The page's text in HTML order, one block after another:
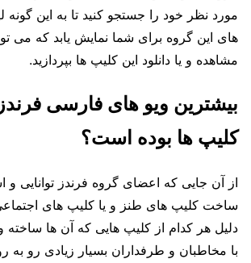
مورد نظر خود را جستجو کنید تا به این گونه
های این گروه برای شما نمایش یابد که می‌
مشاهده و یا دانلود این کلیپ ها بپردازید.
بیشترین ویو های فارسی
کلیپ ها بوده است؟
از آن جایی که اعضای گروه فرندز توانایی و
ساخت کلیپ های طنز و یا کلیپ های
دلیل هر کدام از کلیپ هایی که آن ها ساخته
با مخاطبان و طرفداران بسیار زیادی رو به